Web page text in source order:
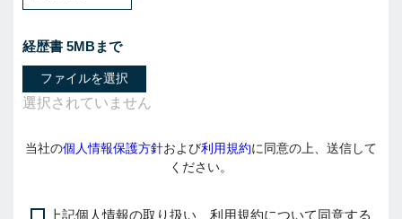
経歴書 5MBまで
ファイルを選択
当社の個人情報保護方針および利用規約に同意の上、送信して
ください。
上記個人情報の取り扱い、利用規約について同意する